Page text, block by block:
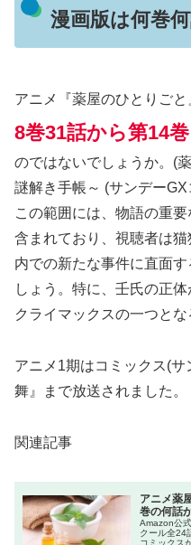
漫画版は何巻
アニメ『薬屋のひとりごと
8巻31話から第14
のではないでしょうか。(
謎解き手帳～ (サンデー
この範囲には、物語の重
含まれており、視聴者は
内での新たな事件に直面
しょう。特に、壬氏の正
クライマックスの一つとな
アニメ1期はコミックス(
舞』まで放送されました。
関連記事
アニメ薬
巻の何話
Amazon公
クール全24
コミックス